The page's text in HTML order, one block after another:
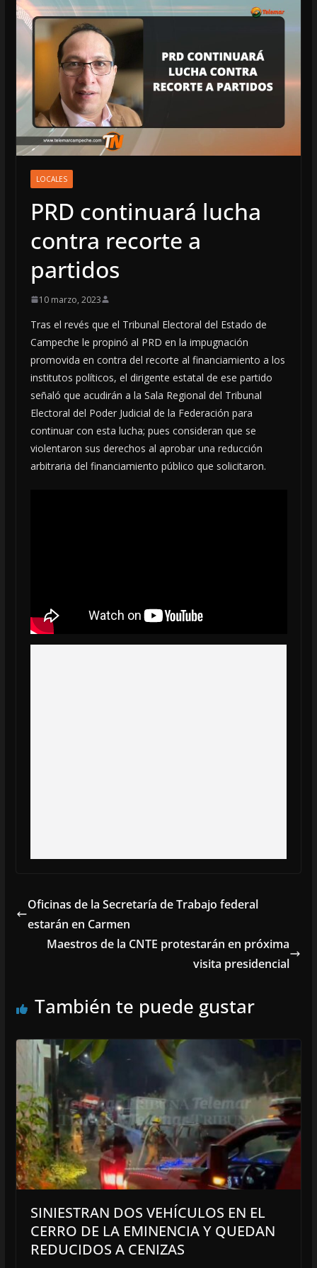
LOCALES
PRD continuará lucha
contra recorte a
partidos
10 marzo, 2023
Tras el revés que el Tribunal Electoral del Estado de
Campeche le propinó al PRD en la impugnación
promovida en contra del recorte al financiamiento a los
institutos políticos, el dirigente estatal de ese partido
señaló que acudirán a la Sala Regional del Tribunal
Electoral del Poder Judicial de la Federación para
continuar con esta lucha; pues consideran que se
violentaron sus derechos al aprobar una reducción
arbitraria del financiamiento público que solicitaron.
Oficinas de la Secretaría de Trabajo federal
estarán en Carmen
Maestros de la CNTE protestarán en próxima
visita presidencial
También te puede gustar
SINIESTRAN DOS VEHÍCULOS EN EL
CERRO DE LA EMINENCIA Y QUEDAN
REDUCIDOS A CENIZAS